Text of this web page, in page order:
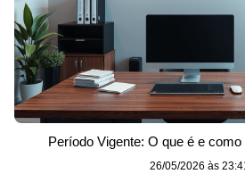
Período Vigente: O que é e
26/05/2026 às